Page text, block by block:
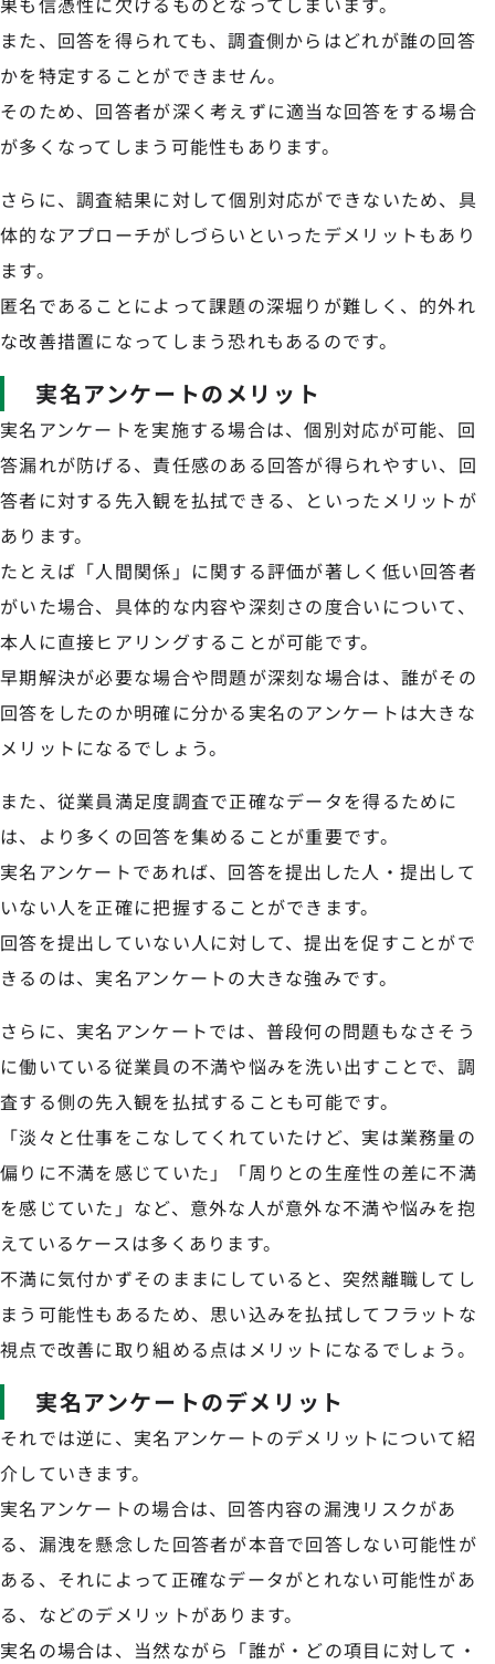
また、回答を得られても、調査側からはどれが誰の回答
かを特定することができません。
そのため、回答者が深く考えずに適当な回答をする場合
が多くなってしまう可能性もあります。
さらに、調査結果に対して個別対応ができないため、具
体的なアプローチがしづらいといったデメリットもあり
ます。
匿名であることによって課題の深堀りが難しく、的外れ
な改善措置になってしまう恐れもあるのです。
実名アンケートのメリット
実名アンケートを実施する場合は、個別対応が可能、回
答漏れが防げる、責任感のある回答が得られやすい、回
答者に対する先入観を払拭できる、といったメリットが
あります。
たとえば「人間関係」に関する評価が著しく低い回答者
がいた場合、具体的な内容や深刻さの度合いについて、
本人に直接ヒアリングすることが可能です。
早期解決が必要な場合や問題が深刻な場合は、誰がその
回答をしたのか明確に分かる実名のアンケートは大きな
メリットになるでしょう。
また、従業員満足度調査で正確なデータを得るために
は、より多くの回答を集めることが重要です。
実名アンケートであれば、回答を提出した人・提出して
いない人を正確に把握することができます。
回答を提出していない人に対して、提出を促すことがで
きるのは、実名アンケートの大きな強みです。
さらに、実名アンケートでは、普段何の問題もなさそう
に働いている従業員の不満や悩みを洗い出すことで、調
査する側の先入観を払拭することも可能です。
「淡々と仕事をこなしてくれていたけど、実は業務量の
偏りに不満を感じていた」「周りとの生産性の差に不満
を感じていた」など、意外な人が意外な不満や悩みを抱
えているケースは多くあります。
不満に気付かずそのままにしていると、突然離職してし
まう可能性もあるため、思い込みを払拭してフラットな
視点で改善に取り組める点はメリットになるでしょう。
実名アンケートのデメリット
それでは逆に、実名アンケートのデメリットについて紹
介していきます。
実名アンケートの場合は、回答内容の漏洩リスクがあ
る、漏洩を懸念した回答者が本音で回答しない可能性が
ある、それによって正確なデータがとれない可能性があ
る、などのデメリットがあります。
実名の場合は、当然ながら「誰が・どの項目に対して・